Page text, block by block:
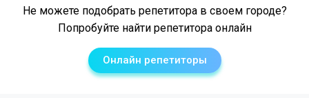
Не можете подобрать репетитора в своем городе?
Попробуйте найти репетитора онлайн
Онлайн репетиторы